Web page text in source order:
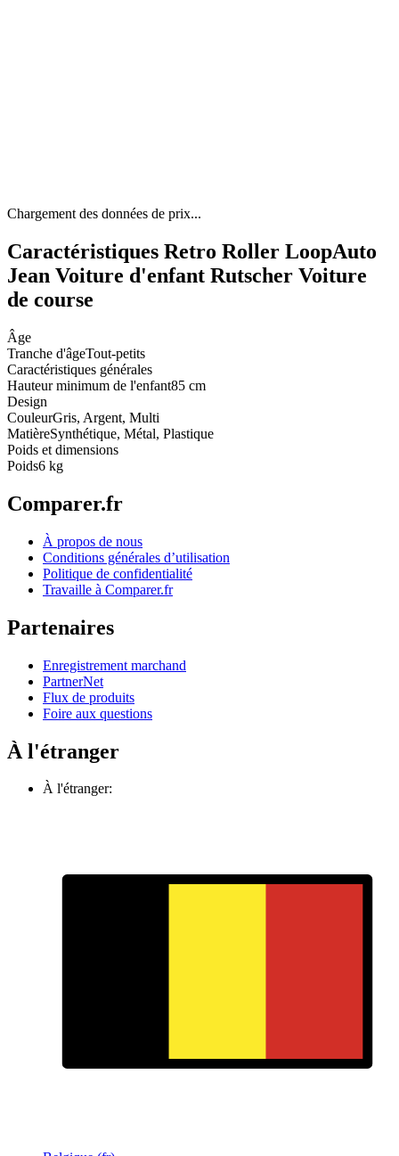
Chargement des données de prix...
Caractéristiques Retro Roller LoopAuto
Jean Voiture d'enfant Rutscher Voiture
de course
Âge
Tranche d'âgeTout-petits
Caractéristiques générales
Hauteur minimum de l'enfant85 cm
Design
CouleurGris, Argent, Multi
MatièreSynthétique, Métal, Plastique
Poids et dimensions
Poids6 kg
Comparer.fr
À propos de nous
Conditions générales d’utilisation
Politique de confidentialité
Travaille à Comparer.fr
Partenaires
Enregistrement marchand
PartnerNet
Flux de produits
Foire aux questions
À l'étranger
À l'étranger: